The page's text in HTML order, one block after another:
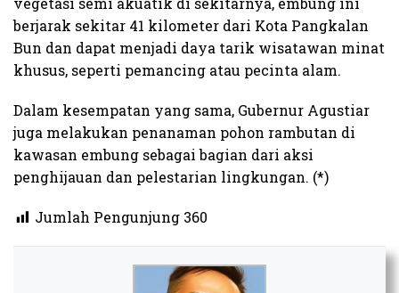
berjarak sekitar 41 kilometer dari Kota Pangkalan
Bun dan dapat menjadi daya tarik wisatawan minat
khusus, seperti pemancing atau pecinta alam.
Dalam kesempatan yang sama, Gubernur Agustiar
juga melakukan penanaman pohon rambutan di
kawasan embung sebagai bagian dari aksi
penghijauan dan pelestarian lingkungan. (*)
Jumlah Pengunjung 360